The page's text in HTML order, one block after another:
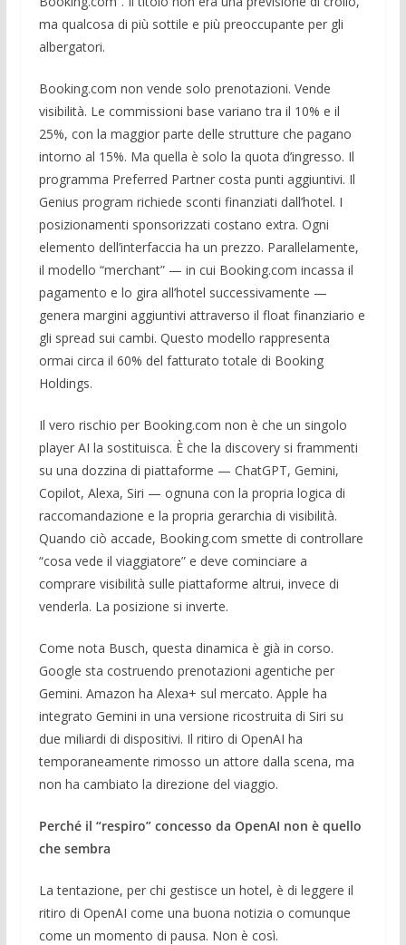
ma qualcosa di più sottile e più preoccupante per gli
albergatori.
Booking.com non vende solo prenotazioni. Vende
visibilità. Le commissioni base variano tra il 10% e il
25%, con la maggior parte delle strutture che pagano
intorno al 15%. Ma quella è solo la quota d’ingresso. Il
programma Preferred Partner costa punti aggiuntivi. Il
Genius program richiede sconti finanziati dall’hotel. I
posizionamenti sponsorizzati costano extra. Ogni
elemento dell’interfaccia ha un prezzo. Parallelamente,
il modello “merchant” — in cui Booking.com incassa il
pagamento e lo gira all’hotel successivamente —
genera margini aggiuntivi attraverso il float finanziario e
gli spread sui cambi. Questo modello rappresenta
ormai circa il 60% del fatturato totale di Booking
Holdings.
Il vero rischio per Booking.com non è che un singolo
player AI la sostituisca. È che la discovery si frammenti
su una dozzina di piattaforme — ChatGPT, Gemini,
Copilot, Alexa, Siri — ognuna con la propria logica di
raccomandazione e la propria gerarchia di visibilità.
Quando ciò accade, Booking.com smette di controllare
“cosa vede il viaggiatore” e deve cominciare a
comprare visibilità sulle piattaforme altrui, invece di
venderla. La posizione si inverte.
Come nota Busch, questa dinamica è già in corso.
Google sta costruendo prenotazioni agentiche per
Gemini. Amazon ha Alexa+ sul mercato. Apple ha
integrato Gemini in una versione ricostruita di Siri su
due miliardi di dispositivi. Il ritiro di OpenAI ha
temporaneamente rimosso un attore dalla scena, ma
non ha cambiato la direzione del viaggio.
Perché il “respiro” concesso da OpenAI non è quello
che sembra
La tentazione, per chi gestisce un hotel, è di leggere il
ritiro di OpenAI come una buona notizia o comunque
come un momento di pausa. Non è così.